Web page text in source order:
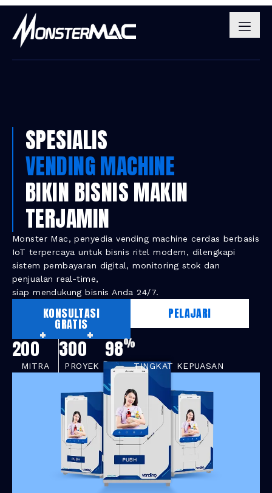
SPESIALIS
VENDING MACHINE
BIKIN BISNIS MAKIN
TERJAMIN
Monster Mac, penyedia vending machine cerdas berbasis
IoT terpercaya untuk bisnis ritel modern, dilengkapi
sistem pembayaran digital, monitoring stok dan
penjualan real-time,
siap mendukung bisnis Anda 24/7.
KONSULTASI
GRATIS
PELAJARI
200
+
MITRA
300
+
PROYEK
98%
TINGKAT KEPUASAN